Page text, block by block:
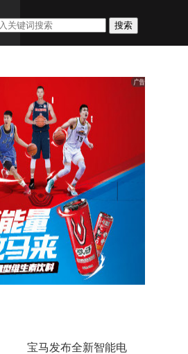
搜索
宝马发布全新智能电